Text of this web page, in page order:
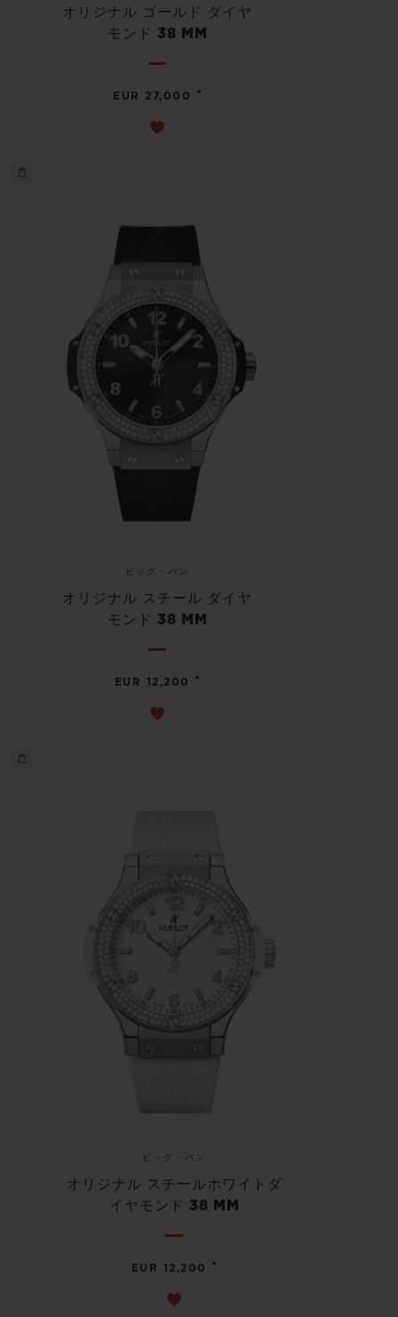
オリジナル ゴールド ダイヤ
モンド 38 MM
EUR 27,000 •
ビッグ・バン
オリジナル スチール ダイヤ
モンド 38 MM
EUR 12,200 •
ビッグ・バン
オリジナル スチールホワイトダ
イヤモンド 38 MM
EUR 12,200 •